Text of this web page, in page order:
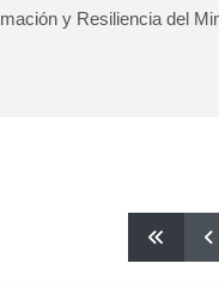
y Resiliencia del